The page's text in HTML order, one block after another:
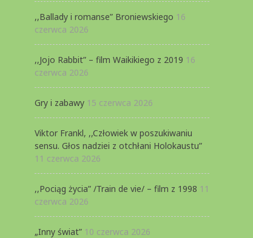
,,Ballady i romanse” Broniewskiego 16
czerwca 2026
,,Jojo Rabbit” – film Waikikiego z 2019 16
czerwca 2026
Gry i zabawy 15 czerwca 2026
Viktor Frankl, ,,Człowiek w poszukiwaniu
sensu. Głos nadziei z otchłani Holokaustu”
11 czerwca 2026
,,Pociąg życia” /Train de vie/ – film z 1998 11
czerwca 2026
„Inny świat” 10 czerwca 2026